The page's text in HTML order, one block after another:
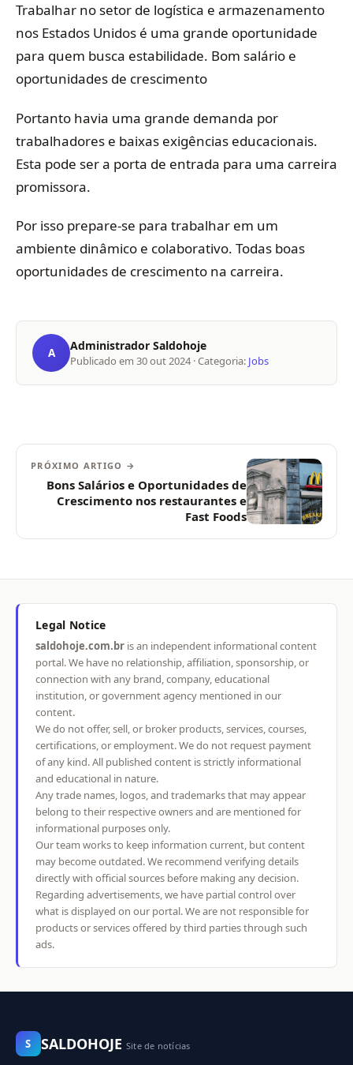
Trabalhar no setor de logística e armazenamento
nos Estados Unidos é uma grande oportunidade
para quem busca estabilidade. Bom salário e
oportunidades de crescimento
Portanto havia uma grande demanda por
trabalhadores e baixas exigências educacionais.
Esta pode ser a porta de entrada para uma carreira
promissora.
Por isso prepare-se para trabalhar em um
ambiente dinâmico e colaborativo. Todas boas
oportunidades de crescimento na carreira.
A Administrador Saldohoje
Publicado em 30 out 2024 · Categoria: Jobs
PRÓXIMO ARTIGO →
Bons Salários e Oportunidades de
Crescimento nos restaurantes e
Fast Foods
Legal Notice
saldohoje.com.br is an independent informational content
portal. We have no relationship, affiliation, sponsorship, or
connection with any brand, company, educational
institution, or government agency mentioned in our
content.
We do not offer, sell, or broker products, services, courses,
certifications, or employment. We do not request payment
of any kind. All published content is strictly informational
and educational in nature.
Any trade names, logos, and trademarks that may appear
belong to their respective owners and are mentioned for
informational purposes only.
Our team works to keep information current, but content
may become outdated. We recommend verifying details
directly with official sources before making any decision.
Regarding advertisements, we have partial control over
what is displayed on our portal. We are not responsible for
products or services offered by third parties through such
ads.
S SALDOHOJE Site de notícias